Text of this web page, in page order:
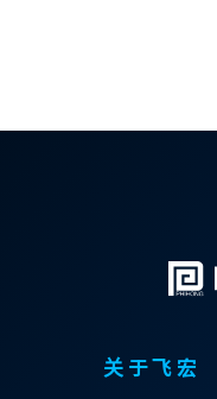
关于飞宏